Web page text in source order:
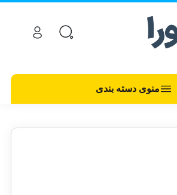
منوی دسته بندی